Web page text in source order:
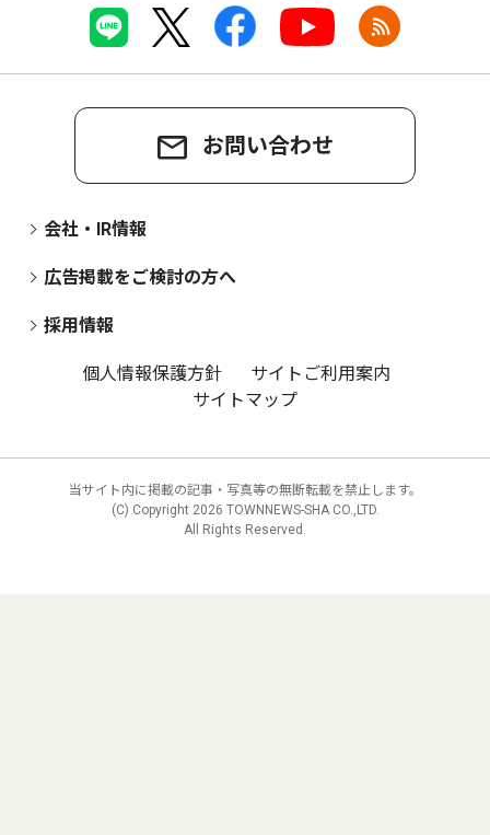
お問い合わせ
会社・IR情報
広告掲載をご検討の方へ
採用情報
個人情報保護方針
サイトご利用案内
サイトマップ
当サイト内に掲載の記事・写真等の無断転載を禁止します。
(C) Copyright 2026 TOWNNEWS-SHA CO.,LTD.
All Rights Reserved.